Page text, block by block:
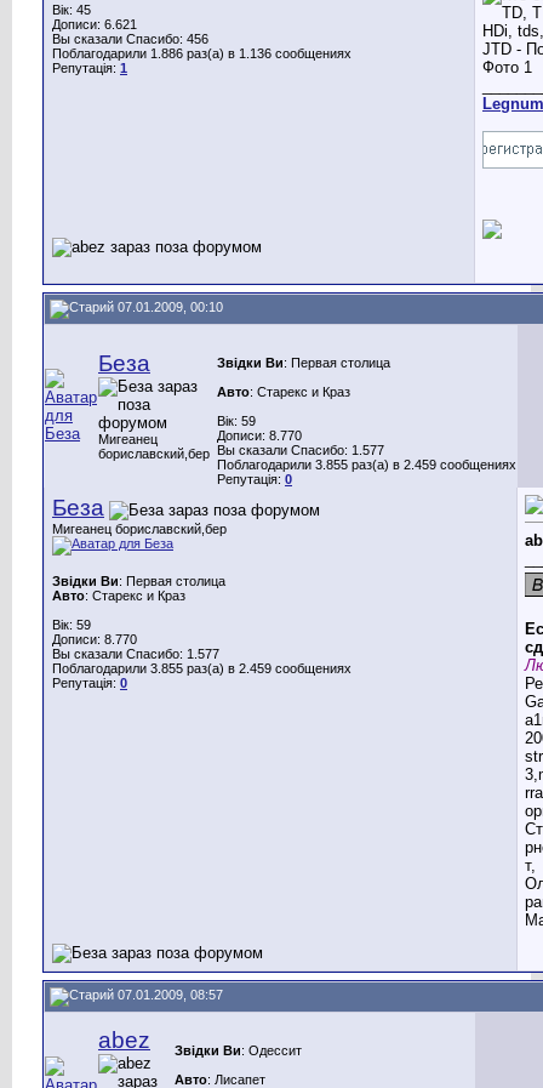
Вік: 45
Дописи: 6.621
Вы сказали Спасибо: 456
Поблагодарили 1.886 раз(а) в 1.136 сообщениях
Репутація: 1
Legnum
07.01.2009, 00:10
Беза
Мигеанец
бориславский,бер
Звідки Ви: Первая столица
Авто: Старекс и Краз
Вік: 59
Дописи: 8.770
Вы сказали Спасибо: 1.577
Поблагодарили 3.855 раз(а) в 2.459 сообщениях
Репутація: 0
Беза
Мигеанец бориславский,бер
Звідки Ви: Первая столица
Авто: Старекс и Краз
Вік: 59
Дописи: 8.770
Вы сказали Спасибо: 1.577
Поблагодарили 3.855 раз(а) в 2.459 сообщениях
Репутація: 0
т,
07.01.2009, 08:57
abez Звідки Ви: Одессит
Авто: Лисапет